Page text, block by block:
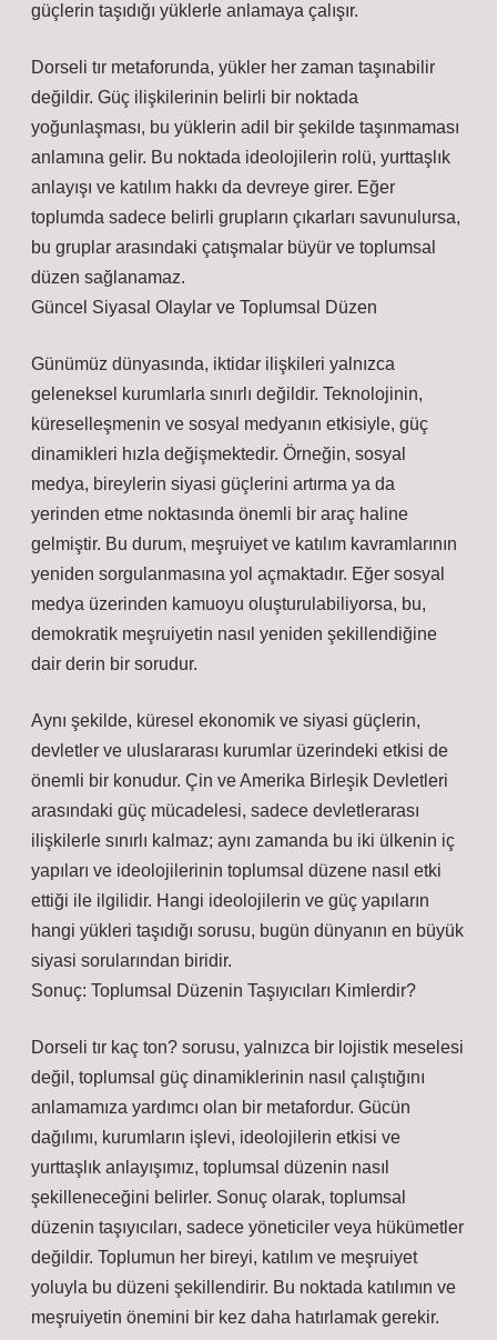
güçlerin taşıdığı yüklerle anlamaya çalışır.
Dorseli tır metaforunda, yükler her zaman taşınabilir
değildir. Güç ilişkilerinin belirli bir noktada
yoğunlaşması, bu yüklerin adil bir şekilde taşınmaması
anlamına gelir. Bu noktada ideolojilerin rolü, yurttaşlık
anlayışı ve katılım hakkı da devreye girer. Eğer
toplumda sadece belirli grupların çıkarları savunulursa,
bu gruplar arasındaki çatışmalar büyür ve toplumsal
düzen sağlanamaz.
Güncel Siyasal Olaylar ve Toplumsal Düzen
Günümüz dünyasında, iktidar ilişkileri yalnızca
geleneksel kurumlarla sınırlı değildir. Teknolojinin,
küreselleşmenin ve sosyal medyanın etkisiyle, güç
dinamikleri hızla değişmektedir. Örneğin, sosyal
medya, bireylerin siyasi güçlerini artırma ya da
yerinden etme noktasında önemli bir araç haline
gelmiştir. Bu durum, meşruiyet ve katılım kavramlarının
yeniden sorgulanmasına yol açmaktadır. Eğer sosyal
medya üzerinden kamuoyu oluşturulabiliyorsa, bu,
demokratik meşruiyetin nasıl yeniden şekillendiğine
dair derin bir sorudur.
Aynı şekilde, küresel ekonomik ve siyasi güçlerin,
devletler ve uluslararası kurumlar üzerindeki etkisi de
önemli bir konudur. Çin ve Amerika Birleşik Devletleri
arasındaki güç mücadelesi, sadece devletlerarası
ilişkilerle sınırlı kalmaz; aynı zamanda bu iki ülkenin iç
yapıları ve ideolojilerinin toplumsal düzene nasıl etki
ettiği ile ilgilidir. Hangi ideolojilerin ve güç yapıların
hangi yükleri taşıdığı sorusu, bugün dünyanın en büyük
siyasi sorularından biridir.
Sonuç: Toplumsal Düzenin Taşıyıcıları Kimlerdir?
Dorseli tır kaç ton? sorusu, yalnızca bir lojistik meselesi
değil, toplumsal güç dinamiklerinin nasıl çalıştığını
anlamamıza yardımcı olan bir metafordur. Gücün
dağılımı, kurumların işlevi, ideolojilerin etkisi ve
yurttaşlık anlayışımız, toplumsal düzenin nasıl
şekilleneceğini belirler. Sonuç olarak, toplumsal
düzenin taşıyıcıları, sadece yöneticiler veya hükümetler
değildir. Toplumun her bireyi, katılım ve meşruiyet
yoluyla bu düzeni şekillendirir. Bu noktada katılımın ve
meşruiyetin önemini bir kez daha hatırlamak gerekir.